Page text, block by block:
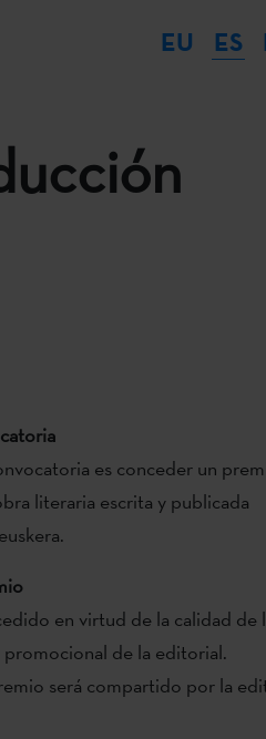
EU ES
es conceder un
literaria escrita y publicada
en virtud de la calidad de
de la editorial.
será compartido por la